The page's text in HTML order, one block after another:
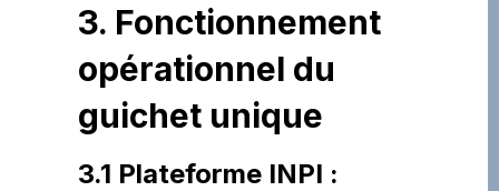
3. Fonctionnement
opérationnel du
guichet unique
3.1 Plateforme INPI :